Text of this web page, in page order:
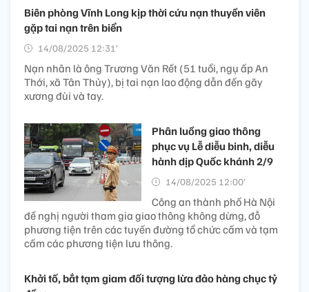
Biên phòng Vĩnh Long kịp thời cứu nạn thuyền viên
gặp tai nạn trên biển
14/08/2025 12:31’
Nạn nhân là ông Trương Văn Rết (51 tuổi, ngụ ấp An
Thới, xã Tân Thủy), bị tai nạn lao động dẫn đến gãy
xương đùi và tay.
Phân luồng giao thông
phục vụ Lễ diễu binh, diễu
hành dịp Quốc khánh 2/9
14/08/2025 12:00’
Công an thành phố Hà Nội
đề nghị người tham gia giao thông không dừng, đỗ
phương tiện trên các tuyến đường tổ chức cấm và tạm
cấm các phương tiện lưu thông.
Khởi tố, bắt tạm giam đối tượng lừa đảo hàng chục tỷ